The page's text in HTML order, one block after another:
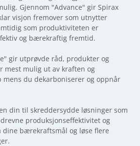
Gjennom "Advance" gir Spirax
visjon fremover som utnytter
som produktiviteten er
og bærekraftig fremtid.
gir utprøvde råd, produkter og
mest mulig ut av kraften og
du dekarboniserer og oppnår
din til skreddersydde løsninger som
produksjonseffektivitet og
dine bærekraftsmål og løse flere